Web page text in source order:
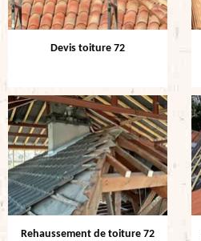
Devis toiture 72
Rehaussement de toiture 72